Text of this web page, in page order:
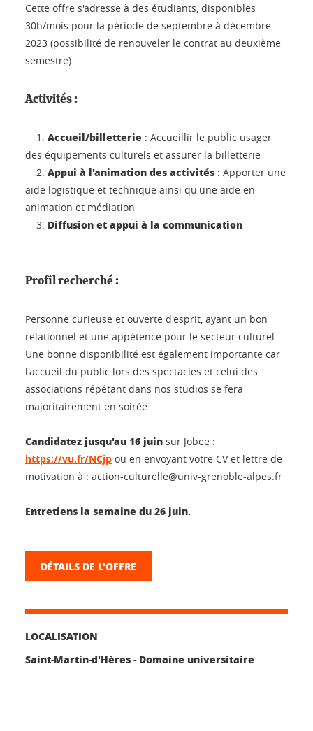
Cette offre s'adresse à des étudiants, disponibles
30h/mois pour la période de septembre à décembre
2023 (possibilité de renouveler le contrat au deuxième
semestre).
Activités :
1. Accueil/billetterie : Accueillir le public usager
des équipements culturels et assurer la billetterie
2. Appui à l'animation des activités : Apporter une
aide logistique et technique ainsi qu'une aide en
animation et médiation
3. Diffusion et appui à la communication
Profil recherché :
Personne curieuse et ouverte d'esprit, ayant un bon
relationnel et une appétence pour le secteur culturel.
Une bonne disponibilité est également importante car
l'accueil du public lors des spectacles et celui des
associations répétant dans nos studios se fera
majoritairement en soirée.
Candidatez jusqu'au 16 juin sur Jobee :
https://vu.fr/NCjp ou en envoyant votre CV et lettre de
motivation à : action-culturelle@univ-grenoble-alpes.fr
Entretiens la semaine du 26 juin.
DÉTAILS DE L'OFFRE
LOCALISATION
Saint-Martin-d'Hères - Domaine universitaire